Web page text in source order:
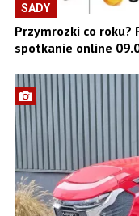
SADY
Przymrozki co
spotkanie online